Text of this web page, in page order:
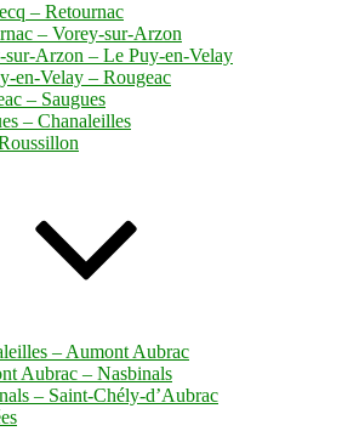
– Retournac
– Vorey-sur-Arzon
sur-Arzon – Le Puy-en-Velay
en-Velay – Rougeac
– Saugues
– Chanaleilles
– Aumont Aubrac
Aubrac – Nasbinals
– Saint-Chély-d’Aubrac